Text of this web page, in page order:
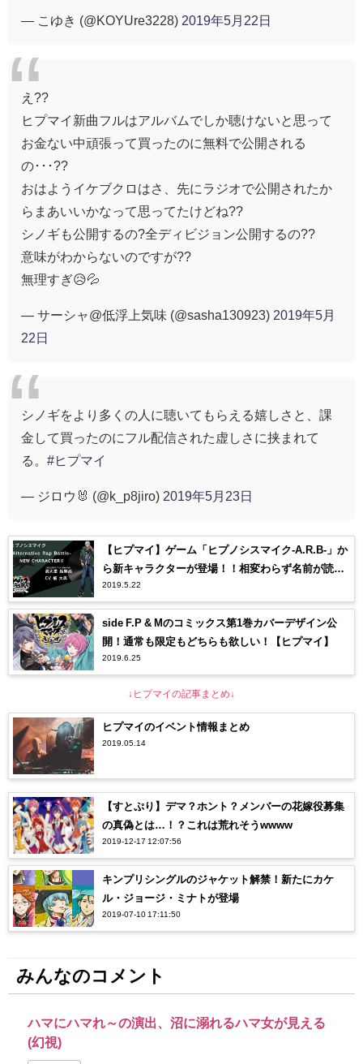
— こゆき (@KOYUre3228) 2019年5月22日
え??
ヒプマイ新曲フルはアルバムでしか聴けないと思って
お金ない中頑張って買ったのに無料で公開される
の･･･??
おはようイケブクロはさ、先にラジオで公開されたか
らまあいいかなって思ってたけどね??
シノギも公開するの?全ディビジョン公開するの??
意味がわからないのですが??
無理すぎ😥💦
— サーシャ@低浮上気味 (@sasha130923) 2019年5月
22日
シノギをより多くの人に聴いてもらえる嬉しさと、課
金して買ったのにフル配信された虚しさに挟まれて
る。 #ヒプマイ
— ジロウ🐰 (@k_p8jiro) 2019年5月23日
【ヒプマイ】ゲーム「ヒプノシスマイク-A.R.B-」か
ら新キャラクターが登場！！相変わらず名前が読め
なくて草
2019.5.22
side F.P & Mのコミックス第1巻カバーデザイン公
開！通常も限定もどちらも欲しい！【ヒプマイ】
2019.6.25
↓ヒプマイの記事まとめ↓
ヒプマイのイベント情報まとめ
2019.05.14
【すとぷり】デマ？ホント？メンバーの花嫁役募集
の真偽とは…！？これは荒れそうwwww
2019-12-17 12:07:56
キンプリシングルのジャケット解禁！新たにカケ
ル・ジョージ・ミナトが登場
2019-07-10 17:11:50
みんなのコメント
ハマにハマれ～の演出、沼に溺れるハマ女が見える
(幻視)